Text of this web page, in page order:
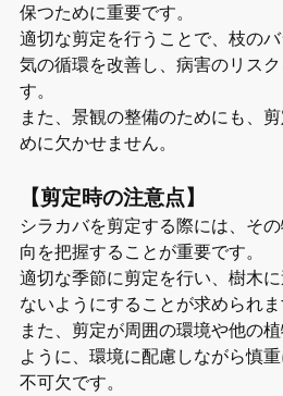
保つために重要です。
適切な剪定を行うことで、枝の
気の循環を改善し、病害のリス
す。
また、景観の整備のためにも、
めに欠かせません。
【剪定時の注意点】
シラカバを剪定する際には、そ
向を把握することが重要です。
適切な季節に剪定を行い、樹木
ないようにすることが求められま
また、剪定が周囲の環境や他の
ように、環境に配慮しながら慎
不可欠です。